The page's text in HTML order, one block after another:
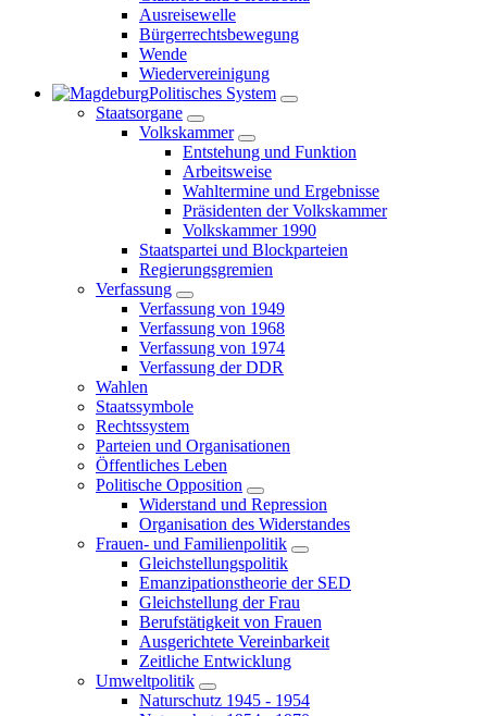
Ausreisewelle
Bürgerrechtsbewegung
Wende
Wiedervereinigung
Politisches System
Staatsorgane
Volkskammer
Entstehung und Funktion
Arbeitsweise
Wahltermine und Ergebnisse
Präsidenten der Volkskammer
Volkskammer 1990
Staatspartei und Blockparteien
Regierungsgremien
Verfassung
Verfassung von 1949
Verfassung von 1968
Verfassung von 1974
Verfassung der DDR
Wahlen
Staatssymbole
Rechtssystem
Parteien und Organisationen
Öffentliches Leben
Politische Opposition
Widerstand und Repression
Organisation des Widerstandes
Frauen- und Familienpolitik
Gleichstellungspolitik
Emanzipationstheorie der SED
Gleichstellung der Frau
Berufstätigkeit von Frauen
Ausgerichtete Vereinbarkeit
Zeitliche Entwicklung
Umweltpolitik
Naturschutz 1945 - 1954